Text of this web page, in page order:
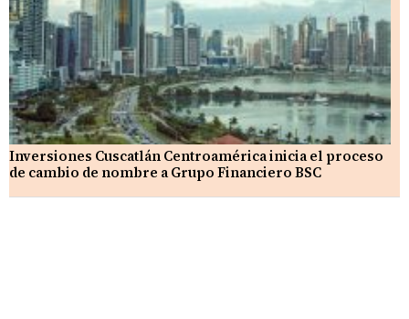
Inversiones Cuscatlán Centroamérica inicia el proceso
de cambio de nombre a Grupo Financiero BSC